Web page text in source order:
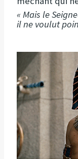
« Mais le
il ne voulut